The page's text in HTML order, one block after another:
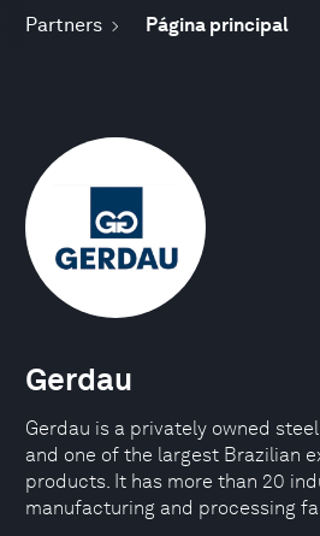
Partners Página principal
Gerdau
Gerdau is a privately owned
and one of the largest Brazilian
products. It has more than 20
manufacturing and processing